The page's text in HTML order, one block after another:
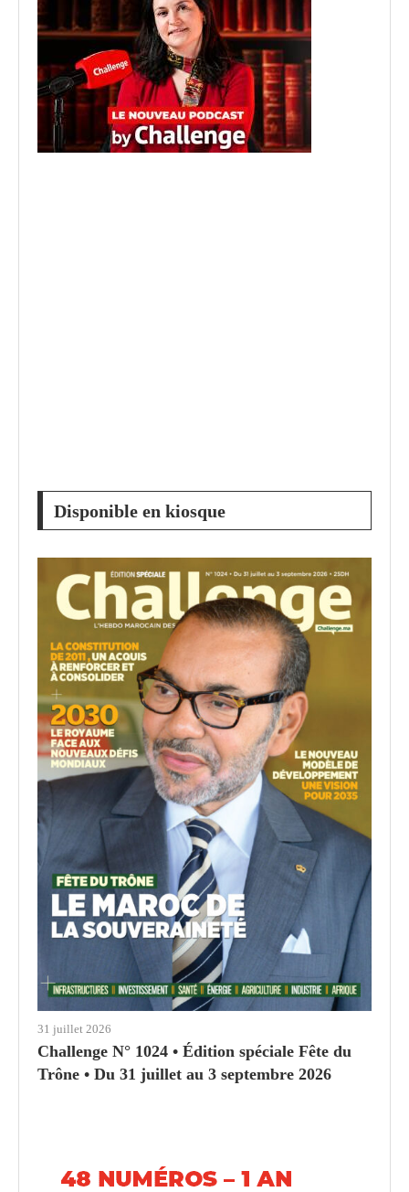
Disponible en kiosque
31 juillet 2026
Challenge N° 1024 • Édition spéciale Fête du
Trône • Du 31 juillet au 3 septembre 2026